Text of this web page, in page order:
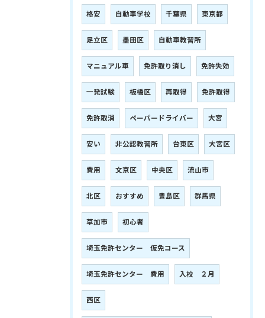
格安 自動車学校 千葉県 東京都
足立区 墨田区 自動車教習所
マニュアル車 免許取り消し 免許失効
一発試験 板橋区 再取得 免許取得
免許取消 ペーパードライバー 大宮
安い 非公認教習所 台東区 大宮区
費用 文京区 中央区 流山市
北区 おすすめ 豊島区 群馬県
草加市 初心者
埼玉免許センター 仮免コース
埼玉免許センター 費用 入校 ２月
西区